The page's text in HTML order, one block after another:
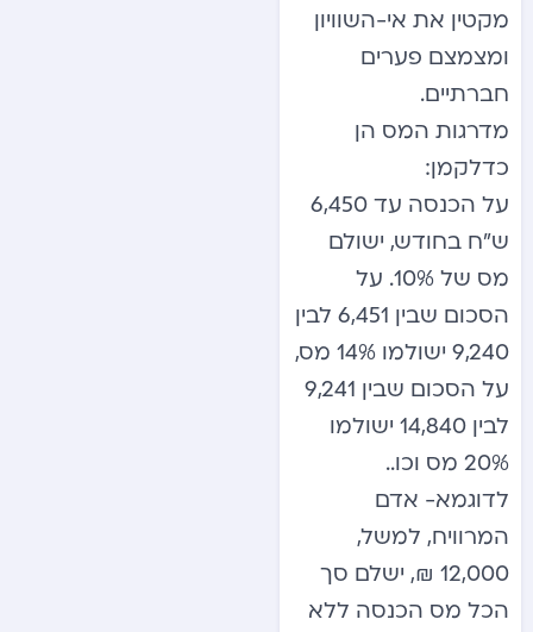
מקטין את אי-השוויון
ומצמצם פערים
חברתיים.
מדרגות המס הן
כדלקמן:
על הכנסה עד 6,450
ש”ח בחודש, ישולם
מס של 10%. על
הסכום שבין 6,451 לבין
9,240 ישולמו 14% מס,
על הסכום שבין 9,241
לבין 14,840 ישולמו
20% מס וכו..
לדוגמא- אדם
המרוויח, למשל,
12,000 ₪, ישלם סך
הכל מס הכנסה ללא